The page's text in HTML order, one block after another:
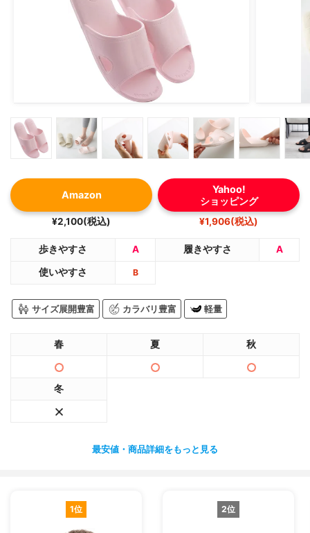
Amazon
¥2,100(税込)
Yahoo!
ショッピング
¥1,906(税込)
歩きやすさ A 履きやすさ A
使いやすさ B
サイズ展開豊富 カラバリ豊富 軽量
春 夏 秋
冬
最安値・商品詳細をもっと見る
1位 2位